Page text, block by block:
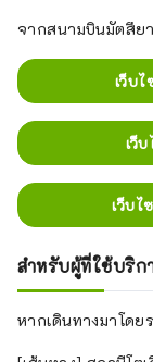
จากสนามบินมัตสึย
เว็บ
เว็
เว็บไ
สำหรับผู้ที่ใช้บริก
หากเดินทางมาโดย